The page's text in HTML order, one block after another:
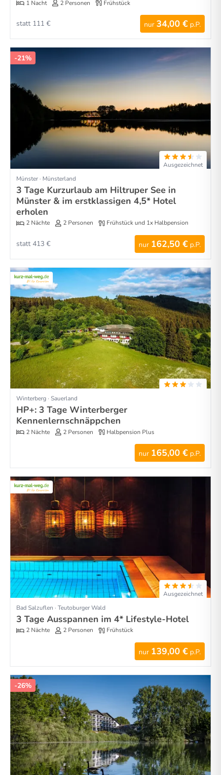
1 Nacht 2 Personen Frühstück
nur 34,00 € p.P.
statt 111 €
-21%
Ausgezeichnet
Münster · Münsterland
3 Tage Kurzurlaub am Hiltruper See in
Münster & im erstklassigen 4,5* Hotel
erholen
2 Nächte 2 Personen Frühstück und 1x Halbpension
nur 162,50 € p.P.
statt 413 €
Winterberg · Sauerland
HP+: 3 Tage Winterberger
Kennenlernschnäppchen
2 Nächte 2 Personen Halbpension Plus
nur 165,00 € p.P.
Ausgezeichnet
Bad Salzuflen · Teutoburger Wald
3 Tage Ausspannen im 4* Lifestyle-Hotel
2 Nächte 2 Personen Frühstück
nur 139,00 € p.P.
-26%